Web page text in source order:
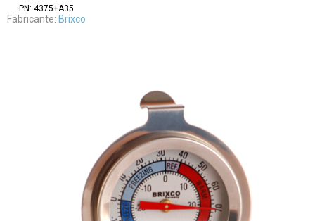
PN: 4375+A35
Fabricante: Brixco